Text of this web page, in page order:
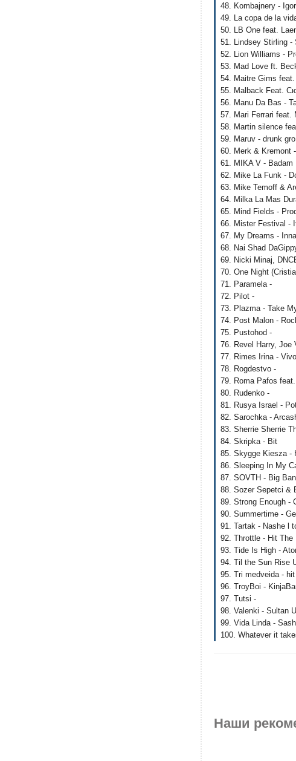
48. Kombajnery -
49. La copa de la
50. LB One feat.
51. Lindsey Stirling -
52. Lion Williams -
53. Mad Love ft.
54. Maitre Gims
55. Malback Feat.
56. Manu Da Bas -
57. Mari Ferrari feat.
58. Martin silence
59. Maruv - drunk gro
60. Merk & Kremont
61. MIKA V - Badam
62. Mike La Funk -
63. Mike Temoff &
64. Milka La Mas
65. Mind Fields -
66. Mister Festival -
67. My Dreams - Inna
68. Nai Shad
69. Nicki Minaj,
70. One Night
71. Paramela -
72. Pilot -
73. Plazma - Take
74. Post Malon -
75. Pustohod -
76. Revel Harry, Joe
77. Rimes Irina -
78. Rogdestvo -
79. Roma Pafos
80. Rudenko -
81. Rusya Israel -
82. Sarochka -
83. Sherrie Sherrie
84. Skripka - Bit
85. Skygge Kiesza -
86. Sleeping In My
87. SOVTH - Big
88. Sozer Sepetci &
89. Strong Enough -
90. Summertime -
91. Tartak - Nashe l
92. Throttle - Hit
93. Tide Is High -
94. Til the Sun Rise
95. Tri medveida - hit
96. TroyBoi -
97. Tutsi -
98. Valenki - Sultan
99. Vida Linda -
100. Whatever it
Наши